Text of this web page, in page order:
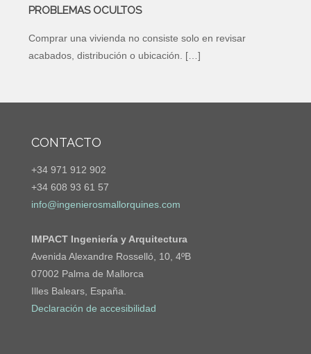
PROBLEMAS OCULTOS
Comprar una vivienda no consiste solo en revisar
acabados, distribución o ubicación.
[…]
CONTACTO
+34 971 912 902
+34 608 93 61 57
info@ingenierosmallorquines.com
IMPACT Ingeniería y Arquitectura
Avenida Alexandre Rosselló, 10, 4ºB
07002 Palma de Mallorca
Illes Balears, España.
Declaración de accesibilidad